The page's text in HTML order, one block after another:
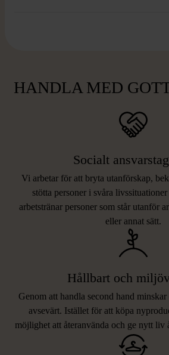
HANDLA MED
Socialt
Vi arbetar för att bryta utanförskap,
stötta personer i svåra
arbetstränar personer som står utanför
eller annat sätt.
Hållbart och
Genom att handla second hand
avsevärt. Istället för att köpa
möjlighet att återanvända och ge nytt liv